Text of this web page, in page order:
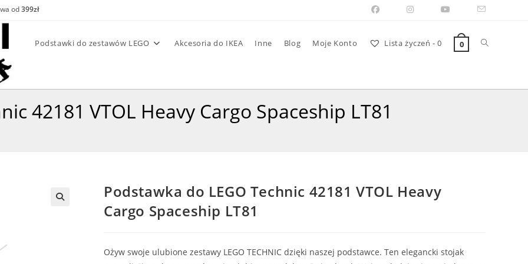
od399zł
Podstawki do zestawów LEGO Akcesoria do IKEA Inne Blog Moje Konto Lista życzeń - 0 0 Toggle
website
42181 VTOL Heavy Cargo Spaceship LT81
Podstawka do LEGO Technic 42181 VTOL Heavy
Cargo Spaceship LT81
Ożyw swoje ulubione zestawy LEGO TECHNIC dzięki naszej podstawce. Ten elegancki stojak